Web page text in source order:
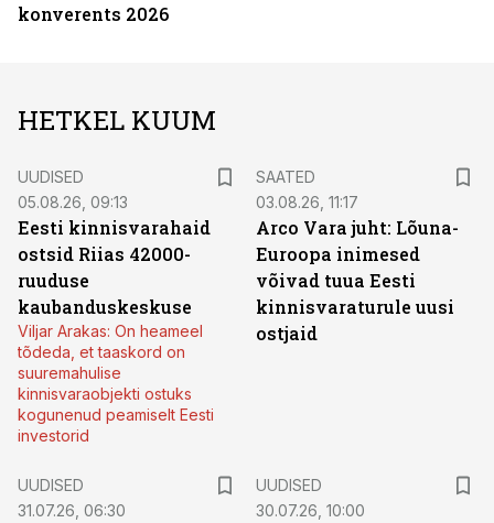
konverents 2026
HETKEL KUUM
UUDISED
05.08.26, 09:13
Eesti kinnisvarahaid
ostsid Riias 42000-
ruuduse
kaubanduskeskuse
Viljar Arakas: On heameel
tõdeda, et taaskord on
suuremahulise
kinnisvaraobjekti ostuks
kogunenud peamiselt Eesti
investorid
SAATED
03.08.26, 11:17
Arco Vara juht: Lõuna-
Euroopa inimesed
võivad tuua Eesti
kinnisvaraturule uusi
ostjaid
UUDISED
31.07.26, 06:30
UUDISED
30.07.26, 10:00